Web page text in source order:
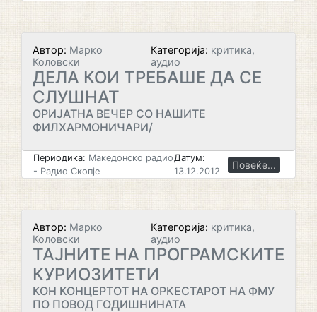
Автор: Марко
Коловски
Категорија: критика,
аудио
ДЕЛА КОИ ТРЕБАШЕ ДА СЕ
СЛУШНАТ
ОРИЈАТНА ВЕЧЕР СО НАШИТЕ
ФИЛХАРМОНИЧАРИ/
Периодика: Македонско радио
- Радио Скопје
Датум:
13.12.2012
Повеќе...
Автор: Марко
Коловски
Категорија: критика,
аудио
ТАЈНИТЕ НА ПРОГРАМСКИТE
КУРИОЗИТЕТИ
КОН КОНЦЕРТОТ НА ОРКЕСТАРОТ НА ФМУ
ПО ПОВОД ГОДИШНИНАТА